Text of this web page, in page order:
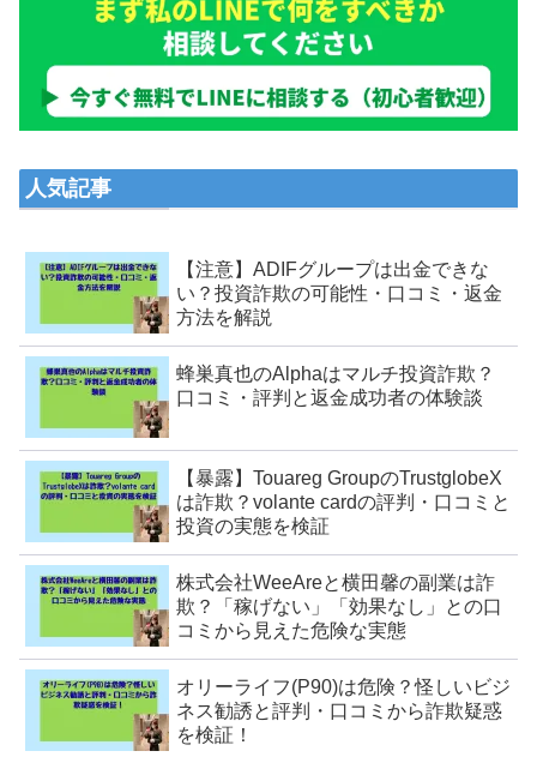
人気記事
【注意】ADIFグループは出金できな
い？投資詐欺の可能性・口コミ・返金
方法を解説
蜂巣真也のAlphaはマルチ投資詐欺？
口コミ・評判と返金成功者の体験談
【暴露】Touareg GroupのTrustglobeX
は詐欺？volante cardの評判・口コミと
投資の実態を検証
株式会社WeeAreと横田馨の副業は詐
欺？「稼げない」「効果なし」との口
コミから見えた危険な実態
オリーライフ(P90)は危険？怪しいビジ
ネス勧誘と評判・口コミから詐欺疑惑
を検証！